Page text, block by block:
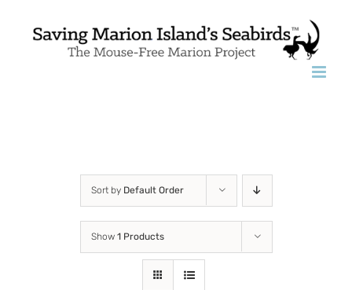
Sort by Default Order
Show 1 Products